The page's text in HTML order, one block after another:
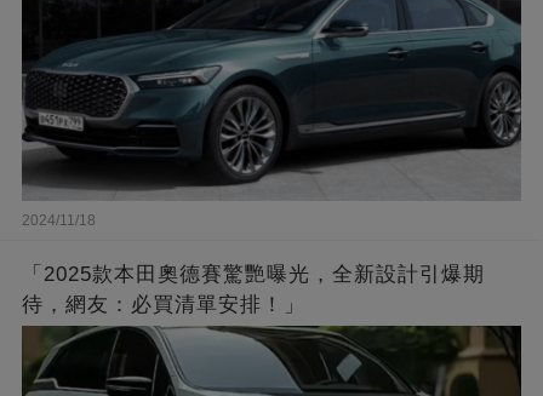
2024/11/18
「2025款本田奧德賽驚艷曝光，全新設計引爆期
待，網友：必買清單安排！」